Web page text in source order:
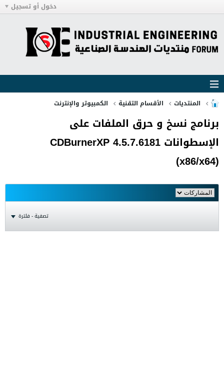
دخول أو تسجيل
المنتديات الأقسام التقنية الكمبيوتر والإنترنت
برنامج نسخ و حرق الملفات على
الإسطوانات CDBurnerXP 4.5.7.6181
(x86/x64)
تصفية - فلترة